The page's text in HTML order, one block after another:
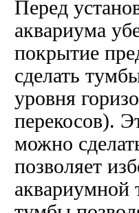
Перед
аквариума
покрытие
сделать
уровня
перекосов).
можно
позволяет
аквариумной